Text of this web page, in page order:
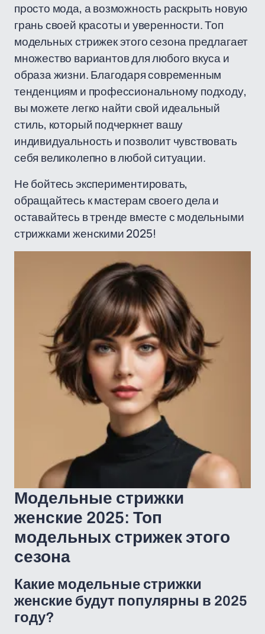
просто мода, а возможность раскрыть новую
грань своей красоты и уверенности. Топ
модельных стрижек этого сезона предлагает
множество вариантов для любого вкуса и
образа жизни. Благодаря современным
тенденциям и профессиональному подходу,
вы можете легко найти свой идеальный
стиль, который подчеркнет вашу
индивидуальность и позволит чувствовать
себя великолепно в любой ситуации.
Не бойтесь экспериментировать,
обращайтесь к мастерам своего дела и
оставайтесь в тренде вместе с модельными
стрижками женскими 2025!
Модельные стрижки
женские 2025: Топ
модельных стрижек этого
сезона
Какие модельные стрижки
женские будут популярны в 2025
году?